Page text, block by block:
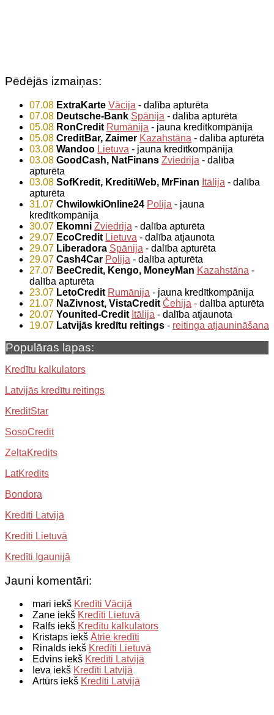
Pēdējās izmaiņas:
07.08 ExtraKarte Vācija - dalība apturēta
07.08 Deutsche-Bank Spānija - dalība apturēta
05.08 RonCredit Rumānija - jauna kredītkompānija
05.08 CreditBar, Zaimer Kazahstāna - dalība apturēta
03.08 Wandoo Lietuva - jauna kredītkompānija
03.08 GoodCash, NatFinans Zviedrija - dalība
apturēta
03.08 SofKredit, KreditiWeb, MrFinan Itālija - dalība
apturēta
31.07 ChwilowkiOnline24 Polija - jauna
kredītkompānija
30.07 Ekomni Zviedrija - dalība apturēta
29.07 EcoCredit Lietuva - dalība atjaunota
29.07 Liberadora Spānija - dalība apturēta
29.07 Cash4Car Polija - dalība apturēta
27.07 BeeCredit, Kengo, MoneyMan Kazahstāna -
dalība apturēta
23.07 LetoCredit Rumānija - jauna kredītkompānija
21.07 NaZivnost, VistaCredit Čehija - dalība apturēta
20.07 Younited-Credit Itālija - dalība atjaunota
19.07 Latvijās kredītu reitings - reitinga atjaunināšana
Populāras lapas:
Kredītu kalkulators
Latvijās kredītu reitings
KreditStar
SosoCredit
ZeltaKredits
LatKredits
Bondora
Kredīti Latvijā
Kredīti Lietuvā
Kredīti Igaunijā
Jauni komentāri:
mari iekš Kredīti Vācijā
Zane iekš Kredīti Lietuvā
Ralfs iekš Kredītu kalkulators
Kristaps iekš Ātrie kredīti
Rinalds iekš Kredīti Lietuvā
Edvins iekš Kredīti Latvijā
Ieva iekš Kredīti Latvijā
Artūrs iekš Kredīti Latvijā